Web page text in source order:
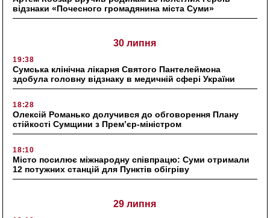
відзнаки «Почесного громадянина міста Суми»
30 липня
19:38
Сумська клінічна лікарня Святого Пантелеймона
здобула головну відзнаку в медичній сфері України
18:28
Олексій Романько долучився до обговорення Плану
стійкості Сумщини з Прем’єр-міністром
18:10
Місто посилює міжнародну співпрацю: Суми отримали
12 потужних станцій для Пунктів обігріву
29 липня